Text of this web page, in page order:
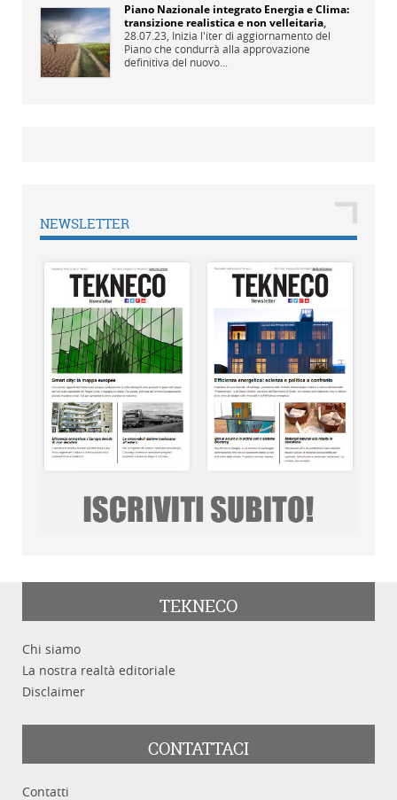
Piano Nazionale integrato Energia e Clima:
transizione realistica e non velleitaria,
28.07.23, Inizia l'iter di aggiornamento del
Piano che condurrà alla approvazione
definitiva del nuovo...
NEWSLETTER
TEKNECO
Chi siamo
La nostra realtà editoriale
Disclaimer
CONTATTACI
Contatti